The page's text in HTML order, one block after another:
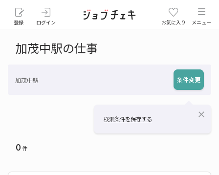
登録 ログイン お気に入り メニュー
加茂中駅の仕事
加茂中駅 条件変更
検索条件を保存する close
0件